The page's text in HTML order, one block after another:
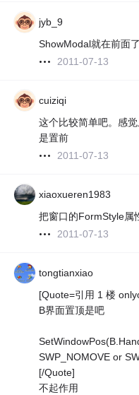
jyb_9
ShowModal就在前面了
2011-07-13
cuiziqi
这个比较简单吧。感
是置前
2011-07-13
xiaoxueren1983
把窗口的FormStyle属
2011-07-13
tongtianxiao
[Quote=引用 1 楼
B界面置顶是吧
SWP_NOMOVE or
[/Quote]
不起作用